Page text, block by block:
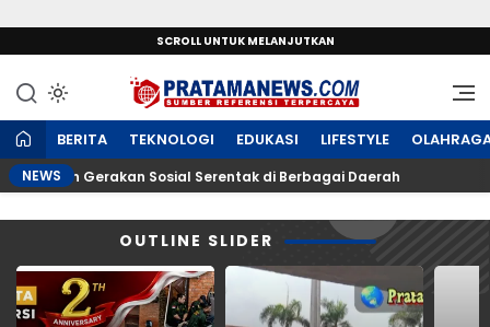
SCROLL UNTUK MELANJUTKAN
PratamaNews.com
Sumber Referensi Terpercaya
BERITA TEKNOLOGI EDUKASI LIFESTYLE
NEWSGerakan Sosial Serentak di Berbagai Daerah
OUTLINE SLIDER